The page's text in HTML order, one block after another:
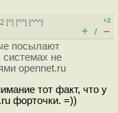
[^] [^^] [^^^]
+2
+ / –
посылают
системах не
opennet.ru
тот факт, что у
форточки. =))